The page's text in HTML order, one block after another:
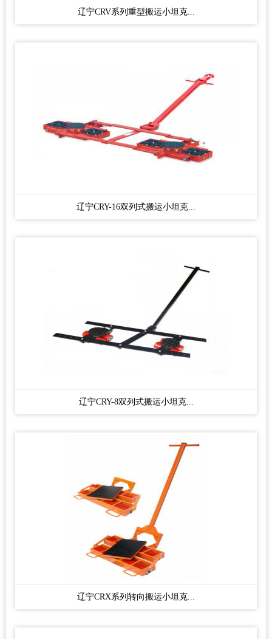
辽宁CRV系列重型搬运小坦克...
辽宁CRY-16双列式搬运小坦克...
辽宁CRY-8双列式搬运小坦克...
辽宁CRX系列转向搬运小坦克...